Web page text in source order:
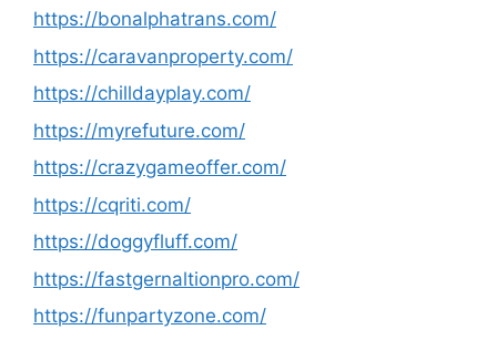
https://bonalphatrans.com/
https://caravanproperty.com/
https://chilldayplay.com/
https://myrefuture.com/
https://crazygameoffer.com/
https://cqriti.com/
https://doggyfluff.com/
https://fastgernaltionpro.com/
https://funpartyzone.com/